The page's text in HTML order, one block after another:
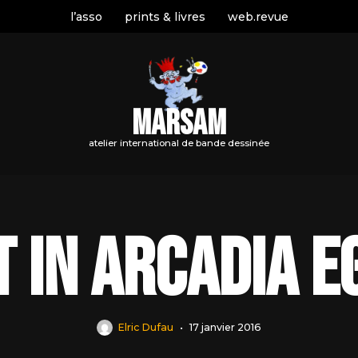
l’asso prints & livres web.revue
MARSAM
atelier international de bande dessinée
in arcadia
Elric Dufau 17 janvier 2016